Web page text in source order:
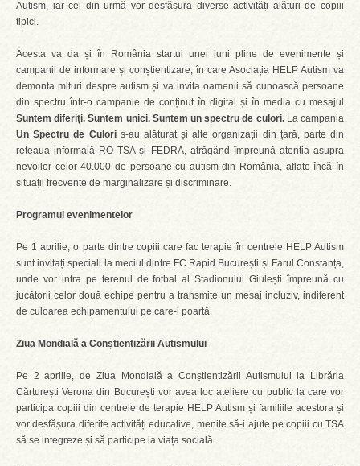
Autism, iar cei din urmă vor desfășura diverse activități alături de copiii
tipici.
Acesta va da și în România startul unei luni pline de evenimente și
campanii de informare și conștientizare, în care Asociația HELP Autism va
demonta mituri despre autism și va invita oamenii să cunoască persoane
din spectru într-o campanie de conținut în digital și în media cu mesajul
Suntem diferiți. Suntem unici. Suntem un spectru de culori.La campania
Un Spectru de Culoris-au alăturat și alte organizații din țară, parte din
rețeaua informală RO TSA și FEDRA, atrăgând împreună atenția asupra
nevoilor celor 40.000 de persoane cu autism din România, aflate încă în
situații frecvente de marginalizare și discriminare.
Programul evenimentelor
Pe 1 aprilie, o parte dintre copiii care fac terapie în centrele HELP Autism
sunt invitați speciali la meciul dintre FC Rapid București și Farul Constanța,
unde vor intra pe terenul de fotbal al Stadionului Giulești împreună cu
jucătorii celor două echipe pentru a transmite un mesaj incluziv, indiferent
de culoarea echipamentului pe care-l poartă.
Ziua Mondială a Conștientizării Autismului
Pe 2 aprilie, de Ziua Mondială a Conștientizării Autismului la Librăria
Cărturești Verona din București vor avea loc ateliere cu public la care vor
participa copiii din centrele de terapie HELP Autism și familiile acestora și
vor desfășura diferite activități educative, menite să-i ajute pe copiii cu TSA
să se integreze și să participe la viața socială.